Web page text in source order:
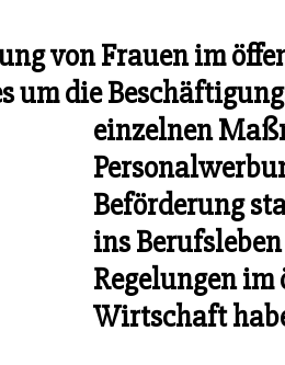
von Frauen im
um die
einzelnen
Beförderung
ins
Regelungen
Wirtschaft